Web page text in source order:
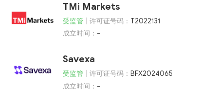
TMi Markets
受监管 | 许可证号码： T2022131
成立时间： -
Savexa
受监管 | 许可证号码： BFX2024065
成立时间： -